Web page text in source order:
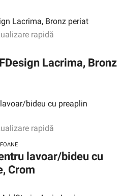
rapidă
Lacrima, Bronz
rapidă
lavoar/bideu cu
Crom